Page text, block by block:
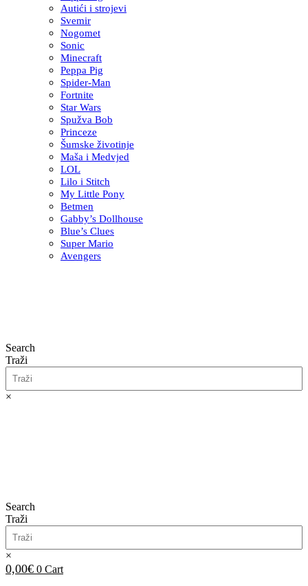
Autići i strojevi
Svemir
Nogomet
Sonic
Minecraft
Peppa Pig
Spider-Man
Fortnite
Star Wars
Spužva Bob
Princeze
Šumske životinje
Maša i Medvjed
LOL
Lilo i Stitch
My Little Pony
Betmen
Gabby’s Dollhouse
Blue’s Clues
Super Mario
Avengers
Search
Traži
×
Search
Traži
×
0,00€ 0 Cart